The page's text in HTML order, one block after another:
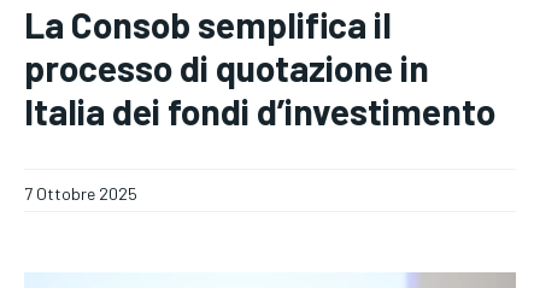
HOME
DIRETTE RADIO
HOME
DIRETTE RADIO
HOME
DIRETTE RADIO
La Consob semplifica il
processo di quotazione in
Italia dei fondi d’investimento
7 Ottobre 2025